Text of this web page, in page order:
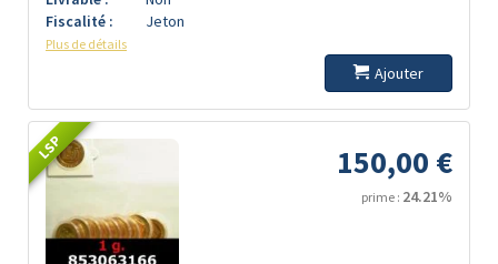
Fiscalité :
Jeton
Plus de détails
Ajouter
LSP 150,00 €
prime : 24.21%